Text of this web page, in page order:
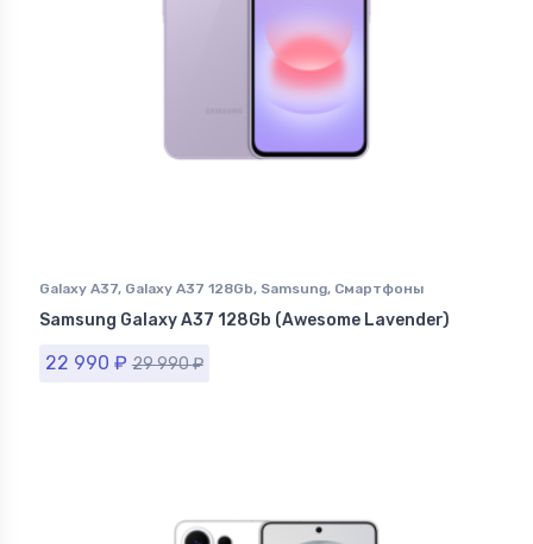
Galaxy A37, Galaxy A37 128Gb, Samsung, Смартфоны
Samsung в Ставрополе
Samsung Galaxy A37 128Gb (Awesome Lavender)
22 990 ₽ 29 990₽